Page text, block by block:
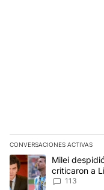
CONVERSACIONES ACTIVAS
Este listado muestra
Un artículo de
Milei
criticaron a
anti-Messi”
113